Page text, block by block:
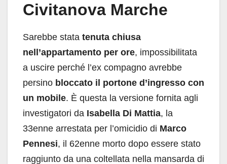
Civitanova Marche
Sarebbe stata tenuta chiusa
nell’appartamento per ore, impossibilitata
a uscire perché l’ex compagno avrebbe
persino bloccato il portone d’ingresso con
un mobile. È questa la versione fornita agli
investigatori da Isabella Di Mattia, la
33enne arrestata per l’omicidio di Marco
Pennesi, il 62enne morto dopo essere stato
raggiunto da una coltellata nella mansarda di